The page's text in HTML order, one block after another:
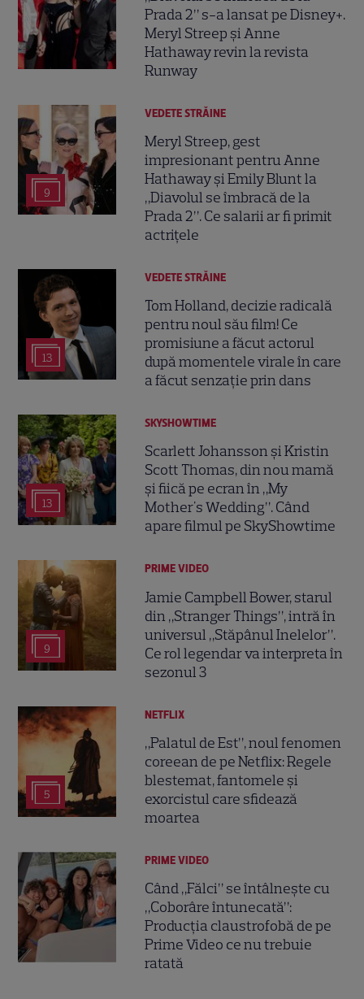
Prada 2” s-a lansat pe Disney+.
Meryl Streep și Anne
Hathaway revin la revista
Runway
9
VEDETE STRĂINE
Meryl Streep, gest
impresionant pentru Anne
Hathaway și Emily Blunt la
„Diavolul se îmbracă de la
Prada 2”. Ce salarii ar fi primit
actrițele
13
VEDETE STRĂINE
Tom Holland, decizie radicală
pentru noul său film! Ce
promisiune a făcut actorul
după momentele virale în care
a făcut senzație prin dans
13
SKYSHOWTIME
Scarlett Johansson și Kristin
Scott Thomas, din nou mamă
și fiică pe ecran în „My
Mother's Wedding”. Când
apare filmul pe SkyShowtime
9
PRIME VIDEO
Jamie Campbell Bower, starul
din „Stranger Things”, intră în
universul „Stăpânul Inelelor”.
Ce rol legendar va interpreta în
sezonul 3
5
NETFLIX
„Palatul de Est”, noul fenomen
coreean de pe Netflix: Regele
blestemat, fantomele și
exorcistul care sfidează
moartea
PRIME VIDEO
Când „Fălci” se întâlnește cu
„Coborâre întunecată”:
Producția claustrofobă de pe
Prime Video ce nu trebuie
ratată